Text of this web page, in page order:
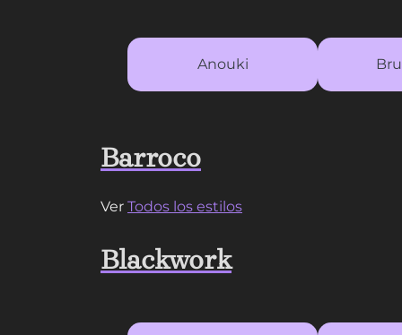
Anouki
Barroco
Ver Todos los estilos
Blackwork